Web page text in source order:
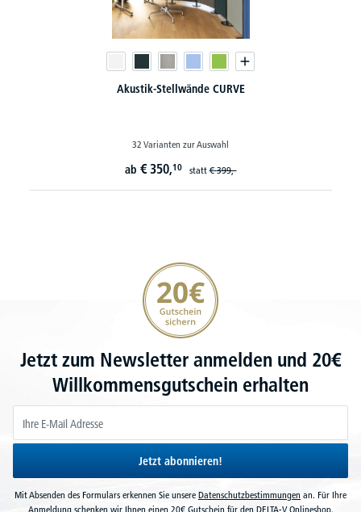
Akustik-Stellwände CURVE
32 Varianten zur Auswahl
ab € 350,10 statt€ 399,-
20€ Gutschein sichern
Jetzt zum Newsletter anmelden und 20€
Willkommensgutschein erhalten
Jetzt abonnieren!
Mit Absenden des Formulars erkennen Sie unsere Datenschutzbestimmungen an. Für Ihre
Anmeldung schenken wir Ihnen einen 20€ Gutschein für den DELTA-V Onlineshop.